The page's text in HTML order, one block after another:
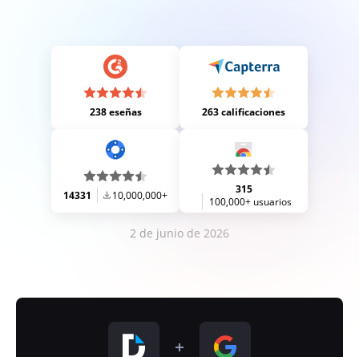
238 eseñas 263 calificaciones
14331 10,000,000+
315
100,000+ usuarios
2 de junio de 2026